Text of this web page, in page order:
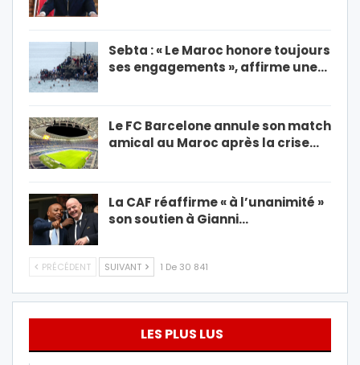
Sebta : « Le Maroc honore toujours
ses engagements », affirme une…
Le FC Barcelone annule son match
amical au Maroc après la crise…
La CAF réaffirme « à l’unanimité »
son soutien à Gianni…
PRÉCÉDENT SUIVANT 1 De 30 841
LES PLUS LUS